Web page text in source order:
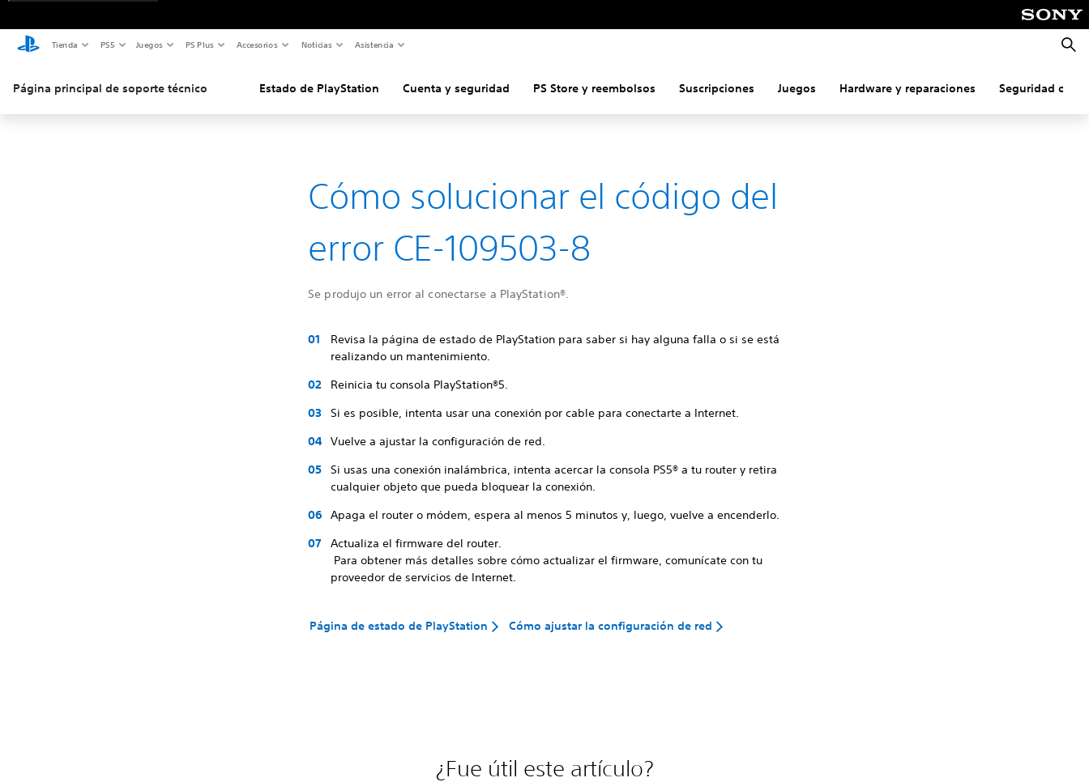
Tienda PS5 Juegos PS Plus Accesorios Noticias Asistencia
Página principal de soporte técnico Estado de PlayStation Cuenta y seguridad PS Store y reembolsos Suscripciones Juegos Hardware y reparaciones Seguridad
Cómo solucionar el código del
error CE-109503-8
Se produjo un error al conectarse a PlayStation®.
Revisa la página de estado de PlayStation para saber si hay alguna falla o si se está
realizando un mantenimiento.
Reinicia tu consola PlayStation®5.
Si es posible, intenta usar una conexión por cable para conectarte a Internet.
Vuelve a ajustar la configuración de red.
Si usas una conexión inalámbrica, intenta acercar la consola PS5® a tu router y retira
cualquier objeto que pueda bloquear la conexión.
Apaga el router o módem, espera al menos 5 minutos y, luego, vuelve a encenderlo.
Actualiza el firmware del router.
Para obtener más detalles sobre cómo actualizar el firmware, comunícate con tu
proveedor de servicios de Internet.
Página de estado de PlayStation Cómo ajustar la configuración de red
¿Fue útil este artículo?